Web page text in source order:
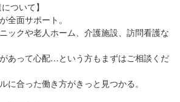
ついて】
全面サポート。
ックや老人ホーム、介護施設、訪問看護な
あって心配…という方もまずはご相談くだ
に合った働き方がきっと見つかる。